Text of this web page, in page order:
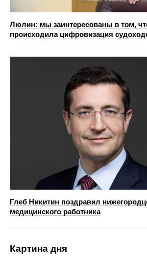
Люлин: мы заинтересованы в том,
происходила цифровизация
Глеб Никитин поздравил
медицинского работника
Картина дня